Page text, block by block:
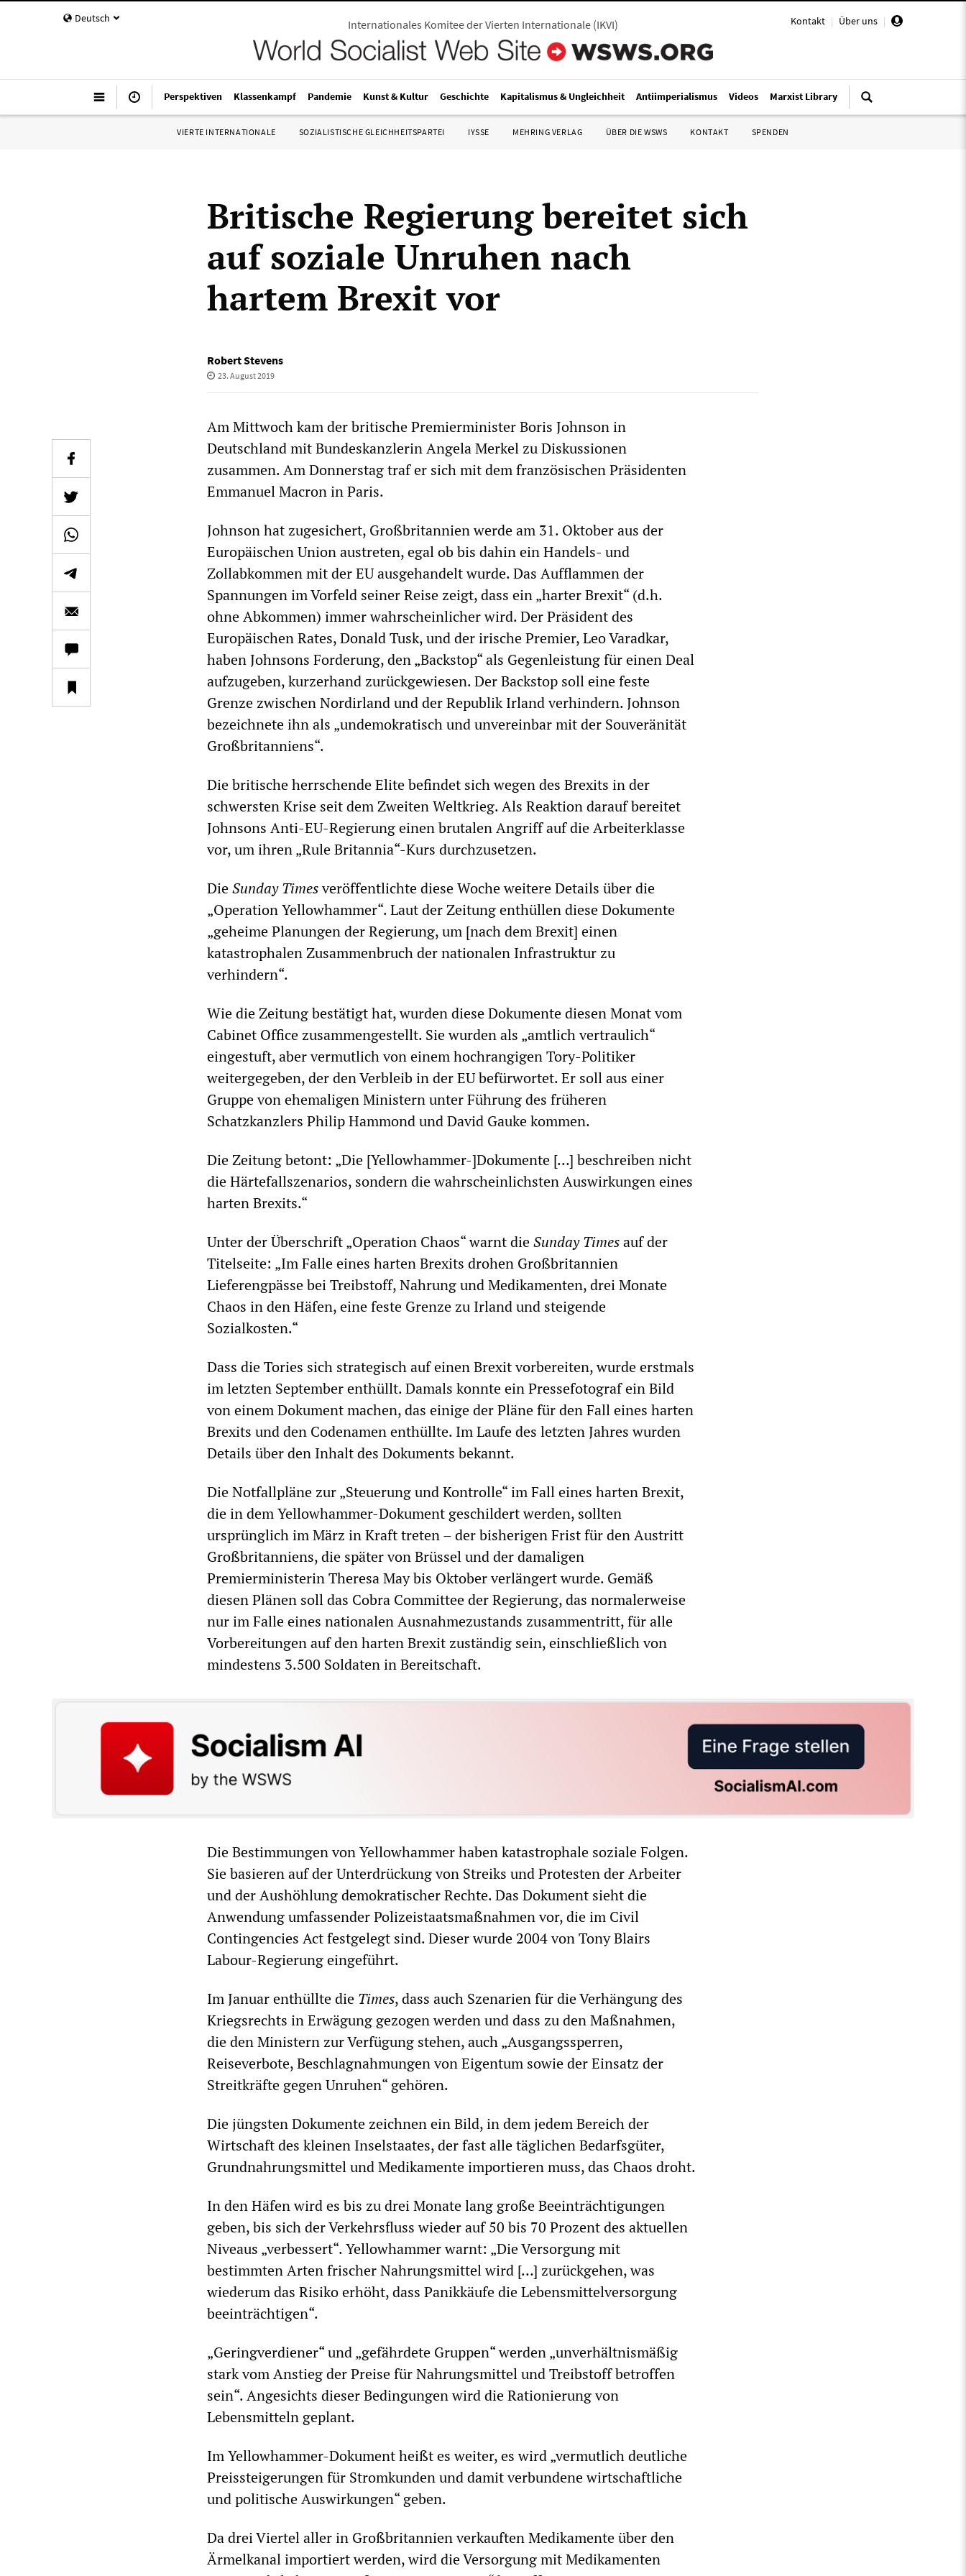
Deutsch Kontakt | Über uns |
Internationales Komitee der Vierten Internationale (IKVI)
Perspektiven Klassenkampf Pandemie Kunst & Kultur Geschichte Kapitalismus & Ungleichheit Antiimperialismus Videos Marxist Library
VIERTE INTERNATIONALE SOZIALISTISCHE GLEICHHEITSPARTEI IYSSE MEHRING VERLAG ÜBER DIE WSWS KONTAKT SPENDEN
Britische Regierung bereitet sich
auf soziale Unruhen nach
hartem Brexit vor
Robert Stevens
23. August 2019
Am Mittwoch kam der britische Premierminister Boris Johnson in
Deutschland mit Bundeskanzlerin Angela Merkel zu Diskussionen
zusammen. Am Donnerstag traf er sich mit dem französischen Präsidenten
Emmanuel Macron in Paris.
Johnson hat zugesichert, Großbritannien werde am 31. Oktober aus der
Europäischen Union austreten, egal ob bis dahin ein Handels- und
Zollabkommen mit der EU ausgehandelt wurde. Das Aufflammen der
Spannungen im Vorfeld seiner Reise zeigt, dass ein „harter Brexit“ (d.h.
ohne Abkommen) immer wahrscheinlicher wird. Der Präsident des
Europäischen Rates, Donald Tusk, und der irische Premier, Leo Varadkar,
haben Johnsons Forderung, den „Backstop“ als Gegenleistung für einen Deal
aufzugeben, kurzerhand zurückgewiesen. Der Backstop soll eine feste
Grenze zwischen Nordirland und der Republik Irland verhindern. Johnson
bezeichnete ihn als „undemokratisch und unvereinbar mit der Souveränität
Großbritanniens“.
Die britische herrschende Elite befindet sich wegen des Brexits in der
schwersten Krise seit dem Zweiten Weltkrieg. Als Reaktion darauf bereitet
Johnsons Anti-EU-Regierung einen brutalen Angriff auf die Arbeiterklasse
vor, um ihren „Rule Britannia“-Kurs durchzusetzen.
DieSunday Timesveröffentlichte diese Woche weitere Details über die
„Operation Yellowhammer“. Laut der Zeitung enthüllen diese Dokumente
„geheime Planungen der Regierung, um [nach dem Brexit] einen
katastrophalen Zusammenbruch der nationalen Infrastruktur zu
verhindern“.
Wie die Zeitung bestätigt hat, wurden diese Dokumente diesen Monat vom
Cabinet Office zusammengestellt. Sie wurden als „amtlich vertraulich“
eingestuft, aber vermutlich von einem hochrangigen Tory-Politiker
weitergegeben, der den Verbleib in der EU befürwortet. Er soll aus einer
Gruppe von ehemaligen Ministern unter Führung des früheren
Schatzkanzlers Philip Hammond und David Gauke kommen.
Die Zeitung betont: „Die [Yellowhammer-]Dokumente […] beschreiben nicht
die Härtefallszenarios, sondern die wahrscheinlichsten Auswirkungen eines
harten Brexits.“
Unter der Überschrift „Operation Chaos“ warnt dieSunday Timesauf der
Titelseite: „Im Falle eines harten Brexits drohen Großbritannien
Lieferengpässe bei Treibstoff, Nahrung und Medikamenten, drei Monate
Chaos in den Häfen, eine feste Grenze zu Irland und steigende
Sozialkosten.“
Dass die Tories sich strategisch auf einen Brexit vorbereiten, wurde erstmals
im letzten September enthüllt. Damals konnte ein Pressefotograf ein Bild
von einem Dokument machen, das einige der Pläne für den Fall eines harten
Brexits und den Codenamen enthüllte. Im Laufe des letzten Jahres wurden
Details über den Inhalt des Dokuments bekannt.
Die Notfallpläne zur „Steuerung und Kontrolle“ im Fall eines harten Brexit,
die in dem Yellowhammer-Dokument geschildert werden, sollten
ursprünglich im März in Kraft treten – der bisherigen Frist für den Austritt
Großbritanniens, die später von Brüssel und der damaligen
Premierministerin Theresa May bis Oktober verlängert wurde. Gemäß
diesen Plänen soll das Cobra Committee der Regierung, das normalerweise
nur im Falle eines nationalen Ausnahmezustands zusammentritt, für alle
Vorbereitungen auf den harten Brexit zuständig sein, einschließlich von
mindestens 3.500 Soldaten in Bereitschaft.
Die Bestimmungen von Yellowhammer haben katastrophale soziale Folgen.
Sie basieren auf der Unterdrückung von Streiks und Protesten der Arbeiter
und der Aushöhlung demokratischer Rechte. Das Dokument sieht die
Anwendung umfassender Polizeistaatsmaßnahmen vor, die im Civil
Contingencies Act festgelegt sind. Dieser wurde 2004 von Tony Blairs
Labour-Regierung eingeführt.
Im Januar enthüllte die Times, dass auch Szenarien für die Verhängung des
Kriegsrechts in Erwägung gezogen werden und dass zu den Maßnahmen,
die den Ministern zur Verfügung stehen, auch „Ausgangssperren,
Reiseverbote, Beschlagnahmungen von Eigentum sowie der Einsatz der
Streitkräfte gegen Unruhen“ gehören.
Die jüngsten Dokumente zeichnen ein Bild, in dem jedem Bereich der
Wirtschaft des kleinen Inselstaates, der fast alle täglichen Bedarfsgüter,
Grundnahrungsmittel und Medikamente importieren muss, das Chaos droht.
In den Häfen wird es bis zu drei Monate lang große Beeinträchtigungen
geben, bis sich der Verkehrsfluss wieder auf 50 bis 70 Prozent des aktuellen
Niveaus „verbessert“. Yellowhammer warnt: „Die Versorgung mit
bestimmten Arten frischer Nahrungsmittel wird […] zurückgehen, was
wiederum das Risiko erhöht, dass Panikkäufe die Lebensmittelversorgung
beeinträchtigen“.
„Geringverdiener“ und „gefährdete Gruppen“ werden „unverhältnismäßig
stark vom Anstieg der Preise für Nahrungsmittel und Treibstoff betroffen
sein“. Angesichts dieser Bedingungen wird die Rationierung von
Lebensmitteln geplant.
Im Yellowhammer-Dokument heißt es weiter, es wird „vermutlich deutliche
Preissteigerungen für Stromkunden und damit verbundene wirtschaftliche
und politische Auswirkungen“ geben.
Da drei Viertel aller in Großbritannien verkauften Medikamente über den
Ärmelkanal importiert werden, wird die Versorgung mit Medikamenten